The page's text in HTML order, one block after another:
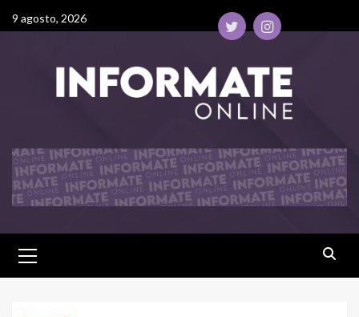
9 agosto, 2026